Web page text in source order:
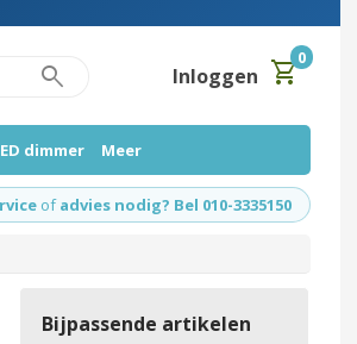
search Inloggen shopping_cart0
dimmer Meer
of advies nodig? Bel 010-3335150
Bijpassende artikelen